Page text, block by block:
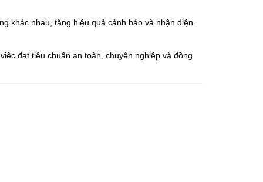
khác nhau, tăng hiệu quả cảnh báo và nhận diện.
đạt tiêu chuẩn an toàn, chuyên nghiệp và đồng